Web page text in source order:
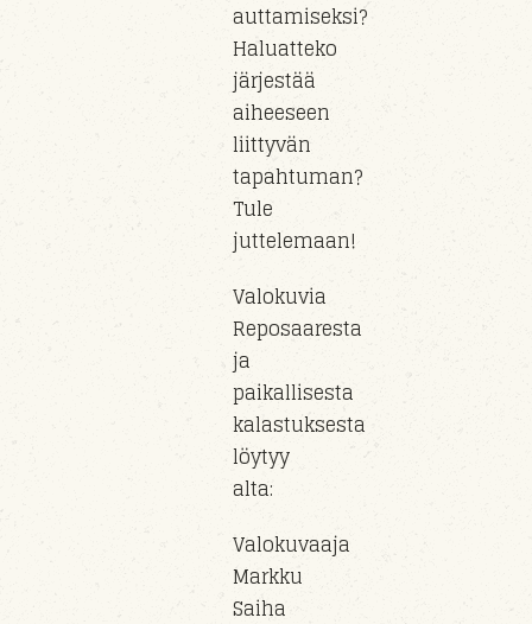
auttamiseksi?
Haluatteko
järjestää
aiheeseen
liittyvän
tapahtuman?
Tule
juttelemaan!
Valokuvia
Reposaaresta
ja
paikallisesta
kalastuksesta
löytyy
alta:
Valokuvaaja
Markku
Saiha